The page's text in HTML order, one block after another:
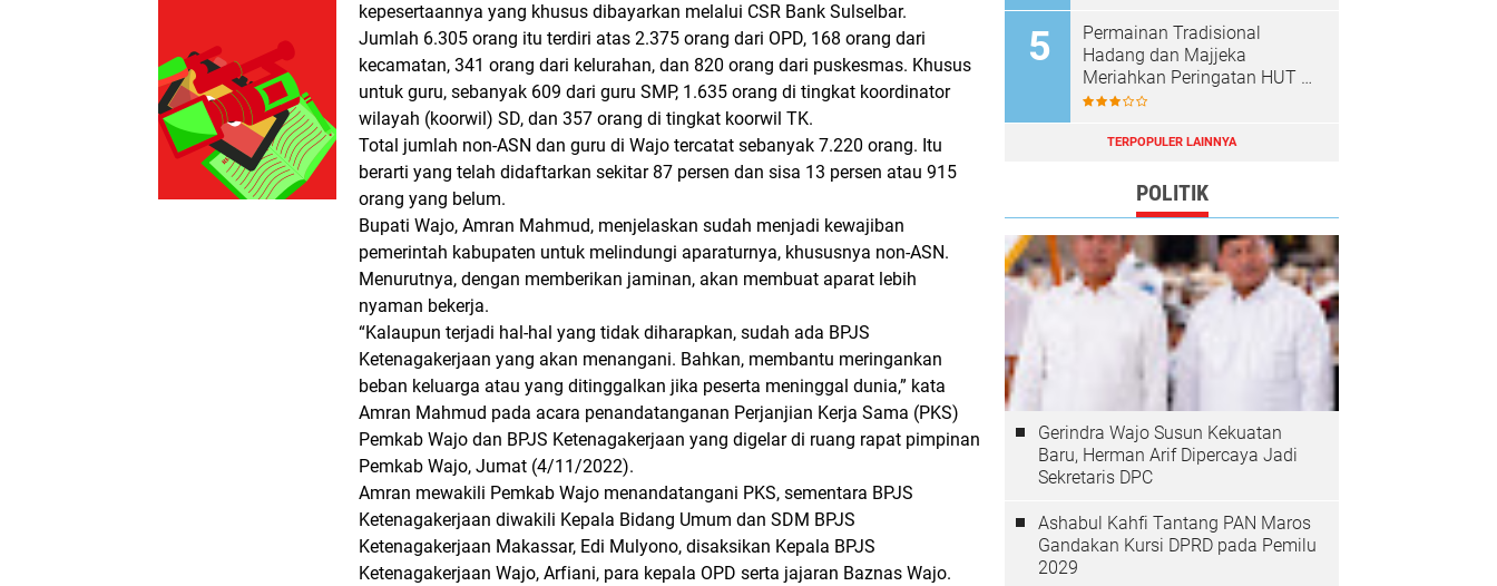
kepesertaannya yang khusus dibayarkan melalui CSR Bank Sulselbar.
Jumlah 6.305 orang itu terdiri atas 2.375 orang dari OPD, 168 orang dari
kecamatan, 341 orang dari kelurahan, dan 820 orang dari puskesmas. Khusus
untuk guru, sebanyak 609 dari guru SMP, 1.635 orang di tingkat koordinator
wilayah (koorwil) SD, dan 357 orang di tingkat koorwil TK.
Total jumlah non-ASN dan guru di Wajo tercatat sebanyak 7.220 orang. Itu
berarti yang telah didaftarkan sekitar 87 persen dan sisa 13 persen atau 915
orang yang belum.
Bupati Wajo, Amran Mahmud, menjelaskan sudah menjadi kewajiban
pemerintah kabupaten untuk melindungi aparaturnya, khususnya non-ASN.
Menurutnya, dengan memberikan jaminan, akan membuat aparat lebih
nyaman bekerja.
“Kalaupun terjadi hal-hal yang tidak diharapkan, sudah ada BPJS
Ketenagakerjaan yang akan menangani. Bahkan, membantu meringankan
beban keluarga atau yang ditinggalkan jika peserta meninggal dunia,” kata
Amran Mahmud pada acara penandatanganan Perjanjian Kerja Sama (PKS)
Pemkab Wajo dan BPJS Ketenagakerjaan yang digelar di ruang rapat pimpinan
Pemkab Wajo, Jumat (4/11/2022).
Amran mewakili Pemkab Wajo menandatangani PKS, sementara BPJS
Ketenagakerjaan diwakili Kepala Bidang Umum dan SDM BPJS
Ketenagakerjaan Makassar, Edi Mulyono, disaksikan Kepala BPJS
Ketenagakerjaan Wajo, Arfiani, para kepala OPD serta jajaran Baznas Wajo.
Permainan Tradisional
Hadang dan Majjeka
Meriahkan Peringatan HUT RI
di Sibulue
TERPOPULER LAINNYA
POLITIK
Gerindra Wajo Susun Kekuatan
Baru, Herman Arif Dipercaya Jadi
Sekretaris DPC
Ashabul Kahfi Tantang PAN Maros
Gandakan Kursi DPRD pada Pemilu
2029